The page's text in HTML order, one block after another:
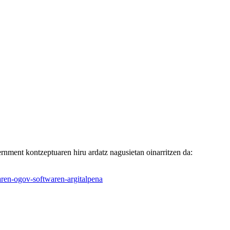
kontzeptuaren hiru ardatz nagusietan oinarritzen da:
ogov-softwaren-argitalpena